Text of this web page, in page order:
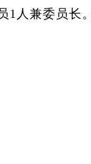
1人兼委员长